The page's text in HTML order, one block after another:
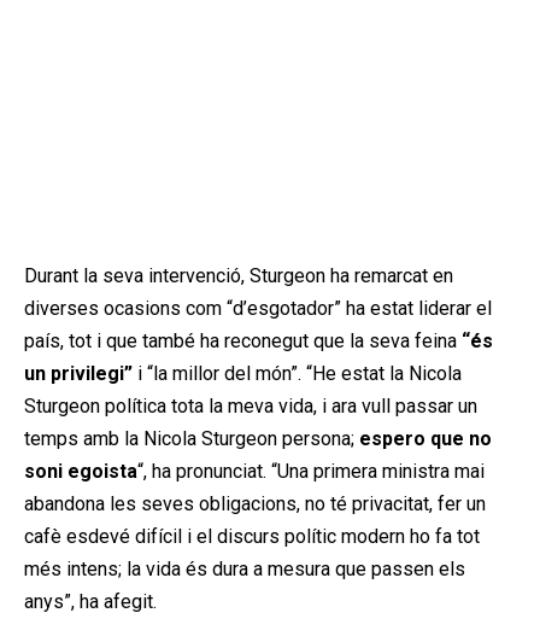
Durant la seva intervenció, Sturgeon ha remarcat en
diverses ocasions com “d’esgotador” ha estat liderar el
país, tot i que també ha reconegut que la seva feina “és
un privilegi” i “la millor del món”. “He estat la Nicola
Sturgeon política tota la meva vida, i ara vull passar un
temps amb la Nicola Sturgeon persona; espero que no
soni egoista“, ha pronunciat. “Una primera ministra mai
abandona les seves obligacions, no té privacitat, fer un
cafè esdevé difícil i el discurs polític modern ho fa tot
més intens; la vida és dura a mesura que passen els
anys”, ha afegit.